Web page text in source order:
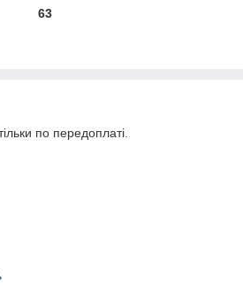
63
по передоплаті.